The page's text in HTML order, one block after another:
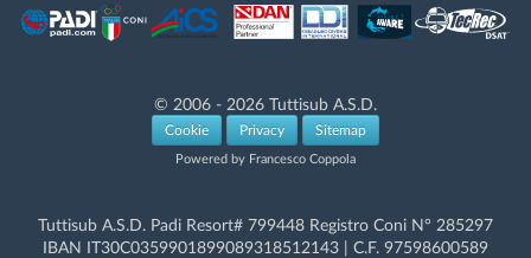
© 2006 - 2026 Tuttisub A.S.D.
Cookie Privacy Sitemap
Powered by Francesco Coppola
Tuttisub A.S.D. Padi Resort# 799448 Registro Coni N° 285297
IBAN IT30C0359901899089318512143 | C.F. 97598600589